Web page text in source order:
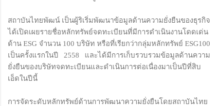
สถาบันไทยพัฒน์ เป็นผู้ริเริ่มพัฒนาข้อมูลด้านความยั่งยืนของธุรกิจ
ได้เปิดเผยรายชื่อหลักทรัพย์จดทะเบียนที่มีการดำเนินงานโดดเด่น
ด้าน ESG จำนวน 100 บริษัท หรือที่เรียกว่ากลุ่มหลักทรัพย์ ESG100
เป็นครั้งแรกในปี 2558 และได้มีการเก็บรวบรวมข้อมูลด้านความ
ยั่งยืนของบริษัทจดทะเบียนและดำเนินการต่อเนื่องมาเป็นปีที่สิบ
เอ็ดในปีนี้
การจัดระดับหลักทรัพย์ด้านการพัฒนาความยั่งยืนโดยสถาบันไทย